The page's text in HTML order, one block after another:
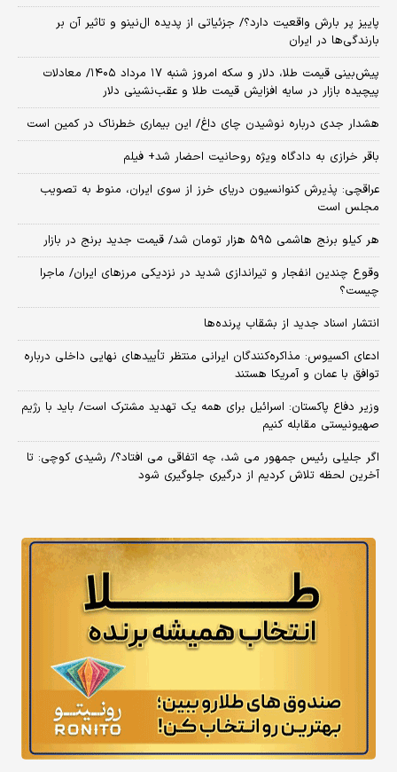
پاییز پر بارش واقعیت دارد؟/ جزئیاتی از پدیده ال‌نینو و تاثیر آن بر
بارندگی‌ها در ایران
پیش‌بینی قیمت طلا، دلار و سکه امروز شنبه ۱۷ مرداد ۱۴۰۵/ معادلات
پیچیده بازار در سایه افزایش قیمت طلا و عقب‌نشینی دلار
هشدار جدی درباره نوشیدن چای داغ/ این بیماری خطرناک در کمین است
باقر خرازی به دادگاه ویژه روحانیت احضار شد+ فیلم
عراقچی: پذیرش کنوانسیون دریای خرز از سوی ایران، منوط به تصویب
مجلس است
هر کیلو برنج هاشمی ۵۹۵ هزار تومان شد/ قیمت جدید برنج در بازار
وقوع چندین انفجار و تیراندازی شدید در نزدیکی مرز‌های ایران/ ماجرا
چیست؟
انتشار اسناد جدید از بشقاب پرنده‌ها
ادعای اکسیوس: مذاکره‌کنندگان ایرانی منتظر تأییدهای نهایی داخلی درباره
توافق با عمان و آمریکا هستند
وزیر دفاع پاکستان: اسرائیل برای همه یک تهدید مشترک است/ باید با رژیم
صهیونیستی مقابله کنیم
اگر جلیلی رئیس جمهور می شد، چه اتفاقی می افتاد؟/ رشیدی کوچی: تا
آخرین لحظه تلاش کردیم از درگیری جلوگیری شود